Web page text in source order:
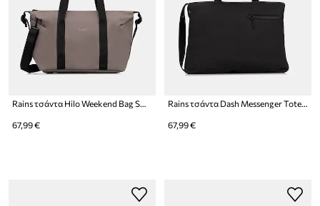
Rains τσάντα Hilo Weekend Bag Small W3
67,99 €
Rains τσάντα Dash Messenger Tote Bag W3
67,99 €